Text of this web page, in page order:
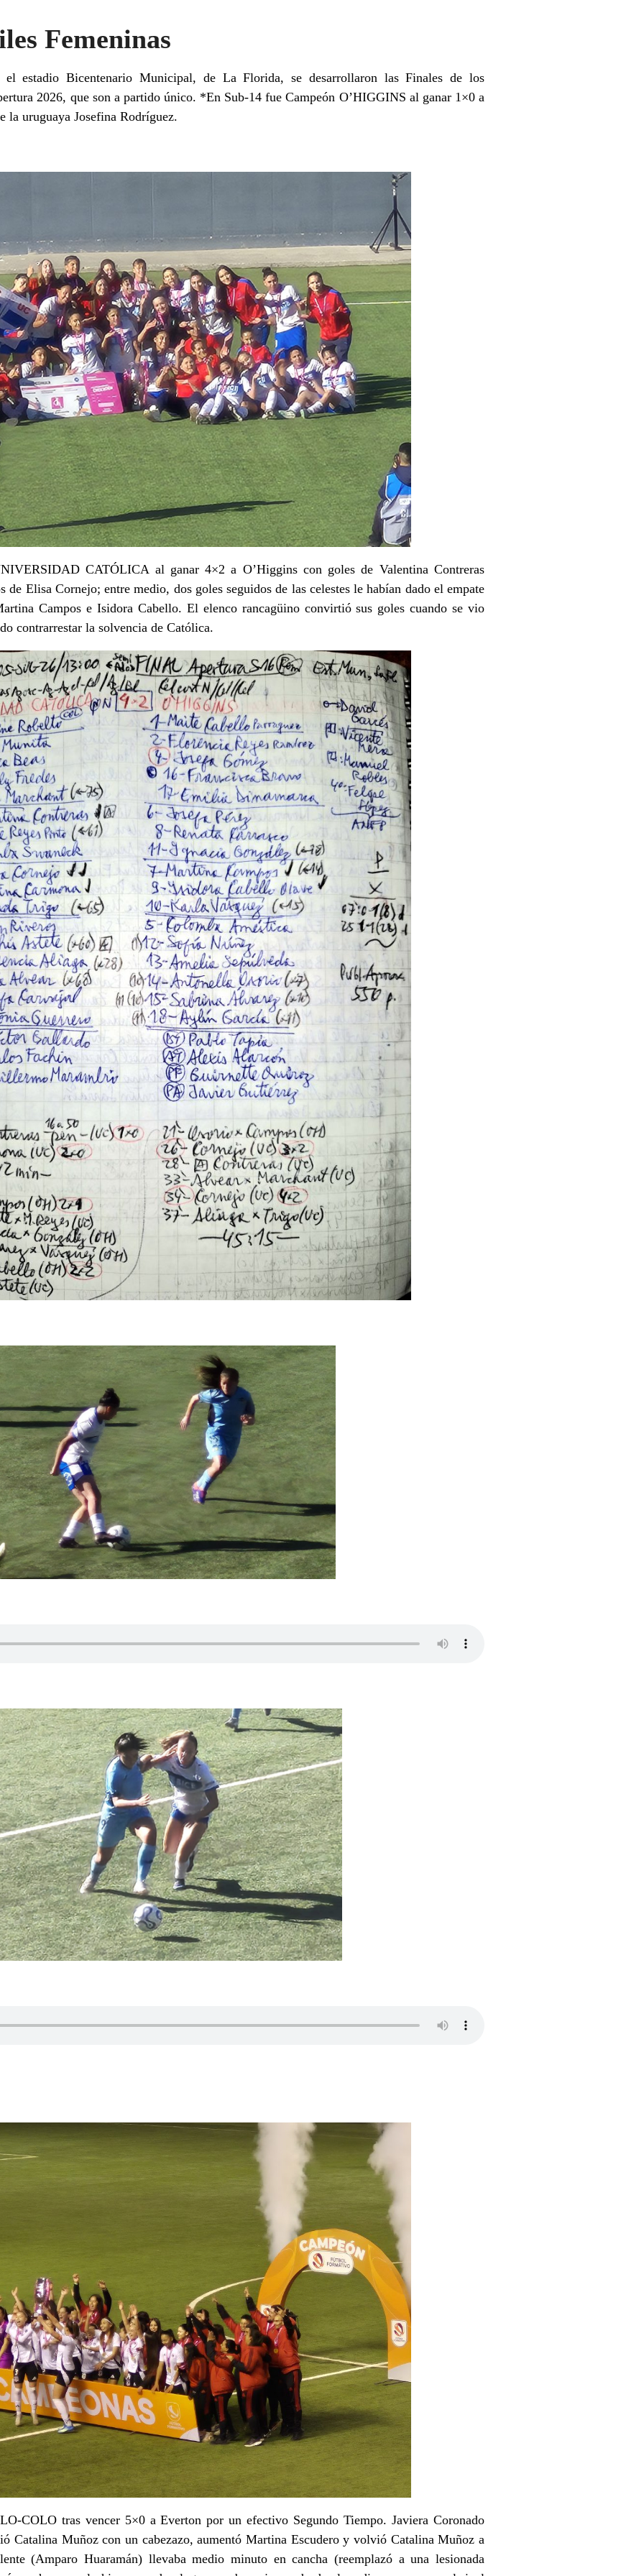
Femeninas
estadio Bicentenario Municipal, de La Florida, se desarrollaron las Finales de los
2026, que son a partido único. *En Sub-14 fue Campeón O’HIGGINS al ganar 1×0 a
la uruguaya Josefina Rodríguez.
CATÓLICA al ganar 4×2 a O’Higgins con goles de Valentina Contreras
Elisa Cornejo; entre medio, dos goles seguidos de las celestes le habían dado el empate
Campos e Isidora Cabello. El elenco rancagüino convirtió sus goles cuando se vio
contrarrestar la solvencia de Católica.
COLO tras vencer 5×0 a Everton por un efectivo Segundo Tiempo. Javiera Coronado
Catalina Muñoz con un cabezazo, aumentó Martina Escudero y volvió Catalina Muñoz a
(Amparo Huaramán) llevaba medio minuto en cancha (reemplazó a una lesionada